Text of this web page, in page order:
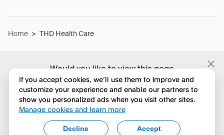
Would you like to view this page
in English?
No, continua a esplorare
Yes, change to English
Home > THD Health Care
If you accept cookies, we’ll use them to improve and
customize your experience and enable our partners to
show you personalized ads when you visit other sites.
Manage cookies and learn more
Accept
Decline